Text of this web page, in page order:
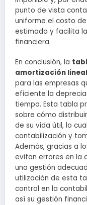
punto de vista
uniforme el costo
estimada y facilita
financiera.
En conclusión, la
amortización lineal
para las empresas
eficiente la
tiempo. Esta tabla
sobre cómo
de su vida útil, lo
contabilización y
Además, gracias a
evitan errores en la
una gestión
utilización de esta
control en la
así su gestión